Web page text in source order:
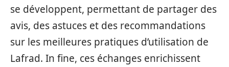
se développent, permettant de partager des
avis, des astuces et des recommandations
sur les meilleures pratiques d’utilisation de
Lafrad. In fine, ces échanges enrichissent